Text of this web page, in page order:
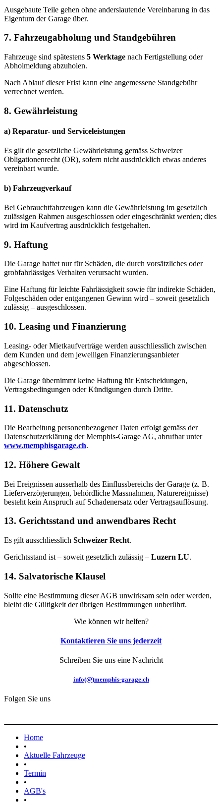
Ausgebaute Teile gehen ohne anderslautende Vereinbarung in das
Eigentum der Garage über.
7. Fahrzeugabholung und Standgebühren
Fahrzeuge sind spätestens 5 Werktage nach Fertigstellung oder
Abholmeldung abzuholen.
Nach Ablauf dieser Frist kann eine angemessene Standgebühr
verrechnet werden.
8. Gewährleistung
a) Reparatur- und Serviceleistungen
Es gilt die gesetzliche Gewährleistung gemäss Schweizer
Obligationenrecht (OR), sofern nicht ausdrücklich etwas anderes
vereinbart wurde.
b) Fahrzeugverkauf
Bei Gebrauchtfahrzeugen kann die Gewährleistung im gesetzlich
zulässigen Rahmen ausgeschlossen oder eingeschränkt werden; dies
wird im Kaufvertrag ausdrücklich festgehalten.
9. Haftung
Die Garage haftet nur für Schäden, die durch vorsätzliches oder
grobfahrlässiges Verhalten verursacht wurden.
Eine Haftung für leichte Fahrlässigkeit sowie für indirekte Schäden,
Folgeschäden oder entgangenen Gewinn wird – soweit gesetzlich
zulässig – ausgeschlossen.
10. Leasing und Finanzierung
Leasing- oder Mietkaufverträge werden ausschliesslich zwischen
dem Kunden und dem jeweiligen Finanzierungsanbieter
abgeschlossen.
Die Garage übernimmt keine Haftung für Entscheidungen,
Vertragsbedingungen oder Kündigungen durch Dritte.
11. Datenschutz
Die Bearbeitung personenbezogener Daten erfolgt gemäss der
Datenschutzerklärung der Memphis-Garage AG, abrufbar unter
www.memphisgarage.ch.
12. Höhere Gewalt
Bei Ereignissen ausserhalb des Einflussbereichs der Garage (z. B.
Lieferverzögerungen, behördliche Massnahmen, Naturereignisse)
besteht kein Anspruch auf Schadenersatz oder Vertragsauflösung.
13. Gerichtsstand und anwendbares Recht
Es gilt ausschliesslich Schweizer Recht.
Gerichtsstand ist – soweit gesetzlich zulässig – Luzern LU.
14. Salvatorische Klausel
Sollte eine Bestimmung dieser AGB unwirksam sein oder werden,
bleibt die Gültigkeit der übrigen Bestimmungen unberührt.
Wie können wir helfen?
Kontaktieren Sie uns jederzeit
Schreiben Sie uns eine Nachricht
info(@)memphis-garage.ch
Folgen Sie uns
Home
•
Aktuelle Fahrzeuge
•
Termin
•
AGB's
•